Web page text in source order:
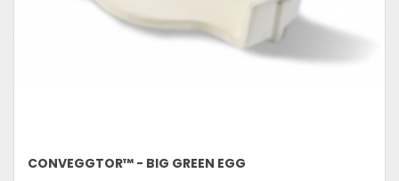
CONVEGGTOR™ - BIG GREEN EGG